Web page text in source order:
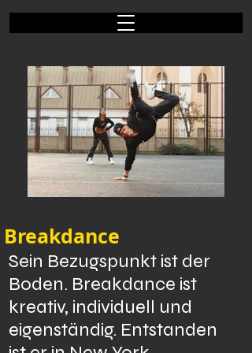
Breakdance
Sein Bezugspunkt ist der
Boden. Breakdance ist
kreativ, individuell und
eigenständig. Entstanden